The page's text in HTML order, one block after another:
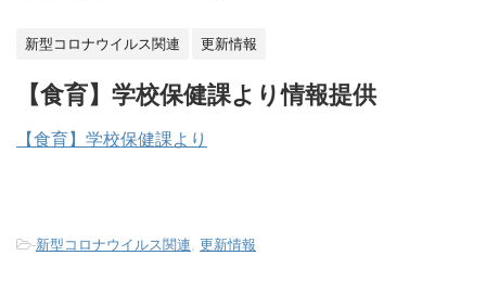
新型コロナウイルス関連 更新情報
【食育】学校保健課より情報提供
【食育】学校保健課より
-新型コロナウイルス関連 更新情報